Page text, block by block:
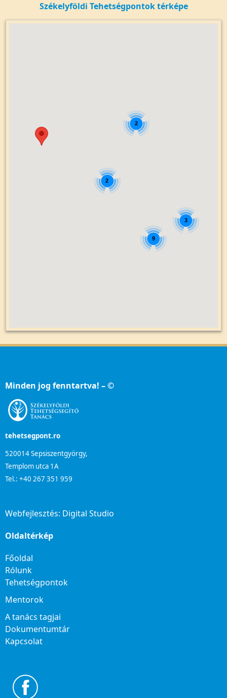
Székelyföldi Tehetségpontok térképe
9
3
2
2
Minden jog fenntartva! – ©
tehetsegpont.ro
520014 Sepsiszentgyörgy,
Templom utca 1A
Tel.: +40 267 351 959
Webfejlesztés: Digital Studio
Oldaltérkép
Főoldal
Rólunk
Tehetségpontok
Mentorok
A tanács tagjai
Dokumentumtár
Kapcsolat